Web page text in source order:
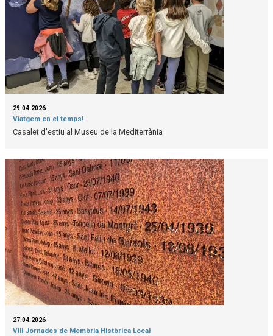
29.04.2026
Viatgem en el temps!
Casalet d'estiu al Museu de la Mediterrània
27.04.2026
VIII Jornades de Memòria Històrica Local